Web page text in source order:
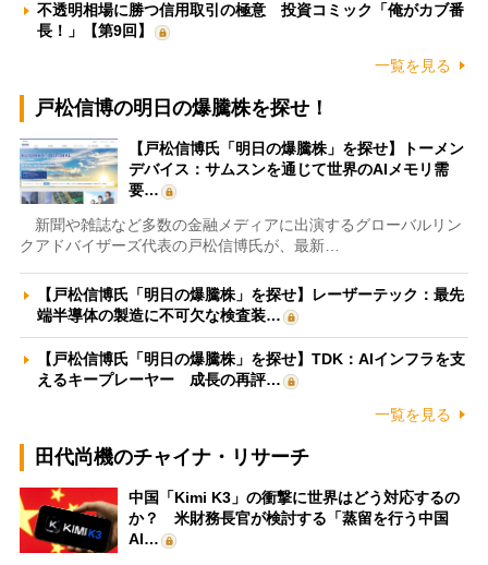
不透明相場に勝つ信用取引の極意 投資コミック「俺がカブ番
長！」【第9回】
一覧を見る
戸松信博の明日の爆騰株を探せ！
【戸松信博氏「明日の爆騰株」を探せ】トーメン
デバイス：サムスンを通じて世界のAIメモリ需
要…
新聞や雑誌など多数の金融メディアに出演するグローバルリン
クアドバイザーズ代表の戸松信博氏が、最新…
【戸松信博氏「明日の爆騰株」を探せ】レーザーテック：最先
端半導体の製造に不可欠な検査装…
【戸松信博氏「明日の爆騰株」を探せ】TDK：AIインフラを支
えるキープレーヤー 成長の再評…
一覧を見る
田代尚機のチャイナ・リサーチ
中国「Kimi K3」の衝撃に世界はどう対応するの
か？ 米財務長官が検討する「蒸留を行う中国
AI…